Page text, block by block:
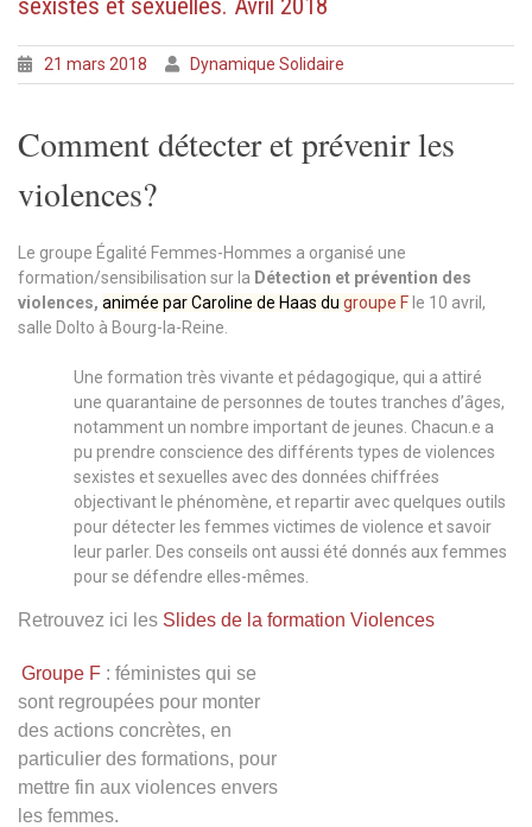
21 mars 2018 Dynamique Solidaire
Comment détecter et prévenir les
violences?
Le groupe Égalité Femmes-Hommes a organisé une
formation/sensibilisation sur la Détection et prévention des
violences, animée par Caroline de Haas du groupe Fle 10 avril,
salle Dolto à Bourg-la-Reine.
Une formation très vivante et pédagogique, qui a attiré
une quarantaine de personnes de toutes tranches d’âges,
notamment un nombre important de jeunes. Chacun.e a
pu prendre conscience des différents types de violences
sexistes et sexuelles avec des données chiffrées
objectivant le phénomène, et repartir avec quelques outils
pour détecter les femmes victimes de violence et savoir
leur parler. Des conseils ont aussi été donnés aux femmes
pour se défendre elles-mêmes.
Retrouvez ici les Slides de la formation Violences
Groupe F : féministes qui se
sont regroupées pour monter
des actions concrètes, en
particulier des formations, pour
mettre fin aux violences envers
les femmes.